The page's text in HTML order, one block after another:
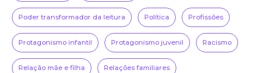
Poder transformador da leitura Política Profissões
Protagonismo infantil Protagonismo juvenil Racismo
Relação mãe e filha Relações familiares